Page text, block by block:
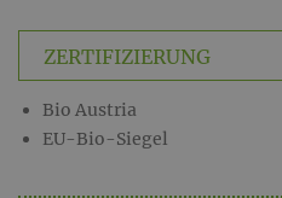
vorzüglich schmeckt, ist er
besonders für Apfelstrudel und
Alkoholgehalt
ZERTIFIZIERUNG
Bio Austria
EU-Bio-Siegel